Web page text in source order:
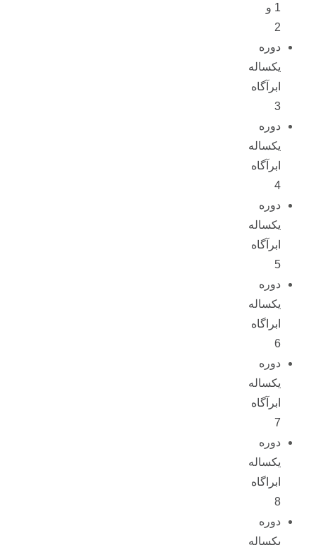
1 و
2
دوره
یکساله
ابرآگاه
3
دوره
یکساله
ابرآگاه
4
دوره
یکساله
ابرآگاه
5
دوره
یکساله
ابراگاه
6
دوره
یکساله
ابرآگاه
7
دوره
یکساله
ابراگاه
8
دوره
یکساله